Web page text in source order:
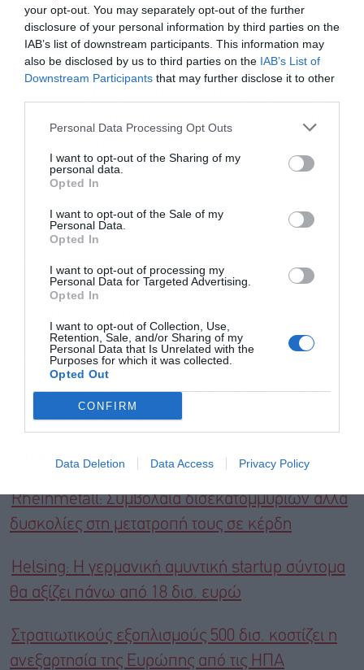
your opt-out. You may separately opt-out of the further
disclosure of your personal information by third parties on the
IAB’s list of downstream participants. This information may
also be disclosed by us to third parties on the IAB’s List of
Downstream Participants that may further disclose it to other
Personal Data Processing Opt Outs
I want to opt-out of the Sharing of my
personal data.
Opted In
I want to opt-out of the Sale of my
Personal Data.
Opted In
I want to opt-out of processing my
Personal Data for Targeted Advertising.
Opted In
I want to opt-out of Collection, Use,
Retention, Sale, and/or Sharing of my
Personal Data that Is Unrelated with the
Purposes for which it was collected.
Opted Out
CONFIRM
Data Deletion Data Access Privacy Policy
ολοκλήρωση, αλλά ταυτόχρονα θα ενίσχυε τις
τάσεις «εθνικοποίησης» της στρατιωτικής
βιομηχανίας σε Γαλλία και Γερμανία.
πλέον απλώς ένα τεχνικό project
της πολιτικής ισορροπίας ισχύος μέσα στην
Ευρώπη — με το Βερολίνο και το Παρίσι να
δοκιμάζουν ξανά τα όρια της συνεργασίας τους
στον πιο ευαίσθητο τομέα της άμυνας.
Διαβάστε επίσης
Rheinmetall: Συμβόλαια δισεκατομμυρίων αλλά
δυσκολίες στη μετατροπή τους σε κέρδη
Ηelsing: H γερμανική αμυντική startup σύντομα
θα αξίζει πάνω από 18 δισ. ευρώ
Στρατιωτικούς εξοπλισμούς 500 δισ. κοστίζει η
ανεξαρτησία της Ευρώπης από τις ΗΠΑ